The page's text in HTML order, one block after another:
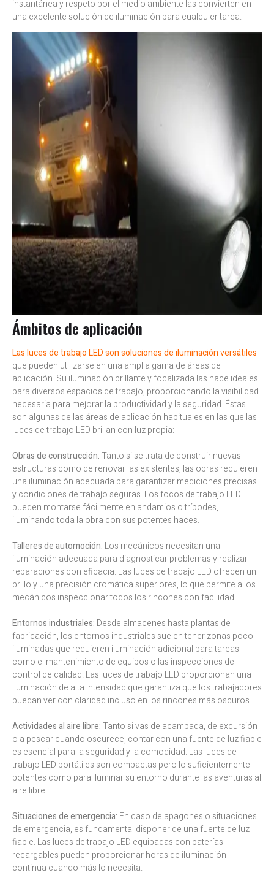
instantánea y respeto por el medio ambiente las convierten en
una excelente solución de iluminación para cualquier tarea.
Ámbitos de aplicación
Las luces de trabajo LED son soluciones de iluminación versátiles
que pueden utilizarse en una amplia gama de áreas de
aplicación. Su iluminación brillante y focalizada las hace ideales
para diversos espacios de trabajo, proporcionando la visibilidad
necesaria para mejorar la productividad y la seguridad. Éstas
son algunas de las áreas de aplicación habituales en las que las
luces de trabajo LED brillan con luz propia:
Obras de construcción:Tanto si se trata de construir nuevas
estructuras como de renovar las existentes, las obras requieren
una iluminación adecuada para garantizar mediciones precisas
y condiciones de trabajo seguras. Los focos de trabajo LED
pueden montarse fácilmente en andamios o trípodes,
iluminando toda la obra con sus potentes haces.
Talleres de automoción: Los mecánicos necesitan una
iluminación adecuada para diagnosticar problemas y realizar
reparaciones con eficacia. Las luces de trabajo LED ofrecen un
brillo y una precisión cromática superiores, lo que permite a los
mecánicos inspeccionar todos los rincones con facilidad.
Entornos industriales: Desde almacenes hasta plantas de
fabricación, los entornos industriales suelen tener zonas poco
iluminadas que requieren iluminación adicional para tareas
como el mantenimiento de equipos o las inspecciones de
control de calidad. Las luces de trabajo LED proporcionan una
iluminación de alta intensidad que garantiza que los trabajadores
puedan ver con claridad incluso en los rincones más oscuros.
Actividades al aire libre:Tanto si vas de acampada, de excursión
o a pescar cuando oscurece, contar con una fuente de luz fiable
es esencial para la seguridad y la comodidad. Las luces de
trabajo LED portátiles son compactas pero lo suficientemente
potentes como para iluminar su entorno durante las aventuras al
aire libre.
Situaciones de emergencia: En caso de apagones o situaciones
de emergencia, es fundamental disponer de una fuente de luz
fiable. Las luces de trabajo LED equipadas con baterías
recargables pueden proporcionar horas de iluminación
continua cuando más lo necesita.